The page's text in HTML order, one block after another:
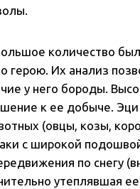
количество
герою. Их анализ
у него бороды.
к ее добыче.
(овцы, козы,
с широкой
по снегу
утеплявшая